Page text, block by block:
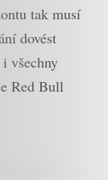
tak musí
dovést
všechny
Red Bull